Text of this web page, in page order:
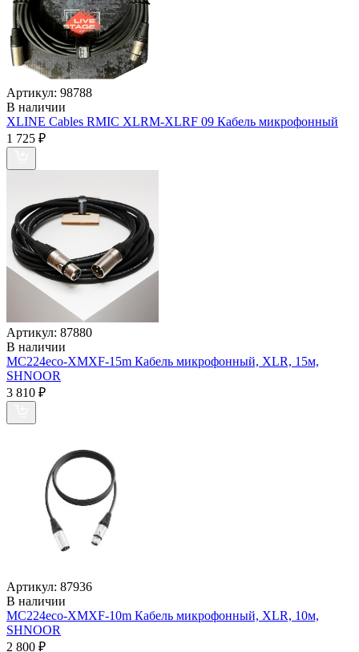
Артикул: 98788
В наличии
XLINE Cables RMIC XLRM-XLRF 09 Кабель микрофонный
1 725 ₽
Артикул: 87880
В наличии
MC224eco-XMXF-15m Кабель микрофонный, XLR, 15м,
SHNOOR
3 810 ₽
Артикул: 87936
В наличии
MC224eco-XMXF-10m Кабель микрофонный, XLR, 10м,
SHNOOR
2 800 ₽